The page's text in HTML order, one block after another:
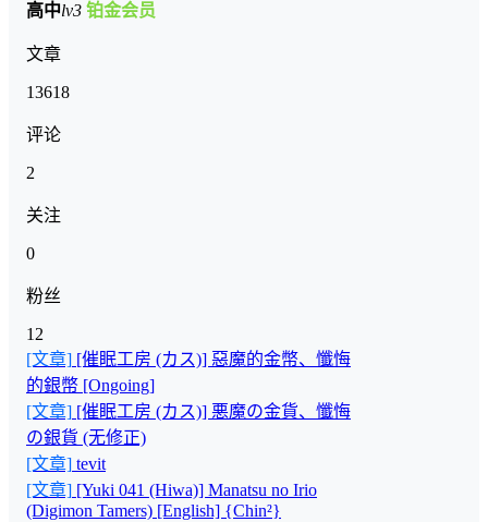
高中lv3 铂金会员
文章
13618
评论
2
关注
0
粉丝
12
[文章] [催眠工房 (カス)] 惡魔的金幣、懺悔
的銀幣 [Ongoing]
[文章] [催眠工房 (カス)] 悪魔の金貨、懺悔
の銀貨 (无修正)
[文章] tevit
[文章] [Yuki 041 (Hiwa)] Manatsu no Irio
(Digimon Tamers) [English] {Chin²}